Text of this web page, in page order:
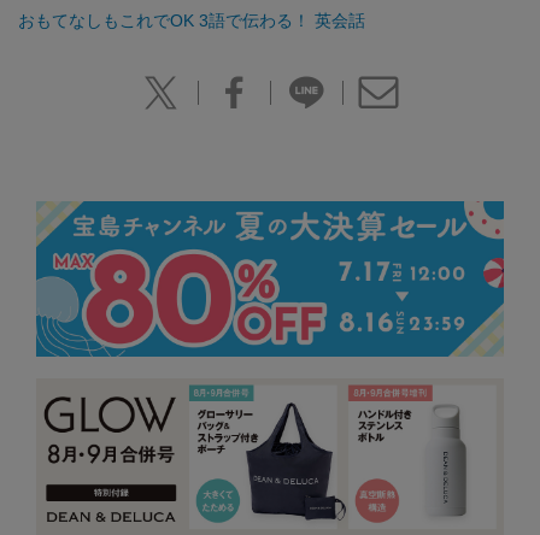
おもてなしもこれでOK 3語で伝わる！ 英会話